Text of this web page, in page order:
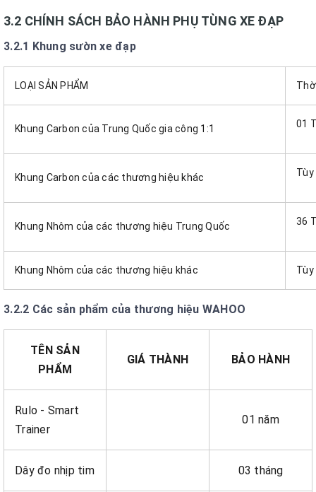
3.2 CHÍNH SÁCH BẢO HÀNH PHỤ TÙNG XE ĐẠP
3.2.1 Khung sườn xe đạp
LOẠI SẢN PHẨM
Khung Carbon của Trung Quốc gia công 1:1 01
Khung Carbon của các thương hiệu khác
Khung Nhôm của các thương hiệu Trung Quốc 36
Khung Nhôm của các thương hiệu khác
3.2.2 Các sản phẩm của thương hiệu WAHOO
TÊN SẢN
PHẨM
GIÁ THÀNH BẢO HÀNH
Rulo - Smart
Trainer
01 năm
Dây đo nhịp tim 03 tháng